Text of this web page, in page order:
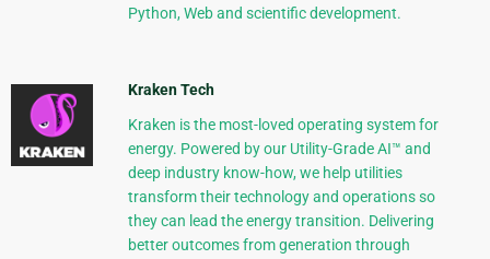
Python, Web and scientific development.
Kraken Tech
Kraken is the most-loved operating system for
energy. Powered by our Utility-Grade AI™ and
deep industry know-how, we help utilities
transform their technology and operations so
they can lead the energy transition. Delivering
better outcomes from generation through